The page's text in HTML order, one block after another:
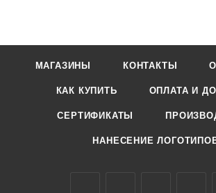
МАГАЗИНЫ КОНТАКТЫ
КАК КУПИТЬ ОПЛАТА И
СЕРТИФИКАТЫ
НАНЕСЕНИЕ